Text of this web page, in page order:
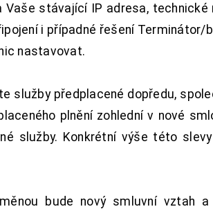
Vaše stávající IP adresa, technické
i případné řešení Terminátor/
nastavovat.
služby předplacené dopředu,
plnění zohlední v nové
služby. Konkrétní výše této
bude nový smluvní vztah